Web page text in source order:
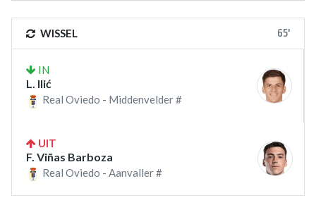
WISSEL 65'
IN
L. Ilić
Real Oviedo - Middenvelder #
UIT
F. Viñas Barboza
Real Oviedo - Aanvaller #